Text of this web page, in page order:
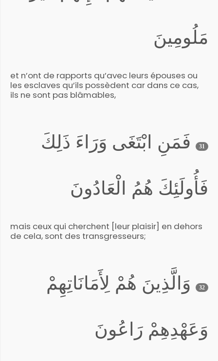
مَلُومِينَ
et n’ont de rapports qu’avec leurs épouses ou
les esclaves qu’ils possèdent car dans ce cas,
ils ne sont pas blâmables,
31 فَمَنِ ابْتَغَى وَرَاءَ ذَلِكَ
فَأُولَئِكَ هُمُ الْعَادُونَ
mais ceux qui cherchent [leur plaisir] en dehors
de cela, sont des transgresseurs;
32 وَالَّذِينَ هُمْ لِأَمَانَاتِهِمْ
وَعَهْدِهِمْ رَاعُونَ